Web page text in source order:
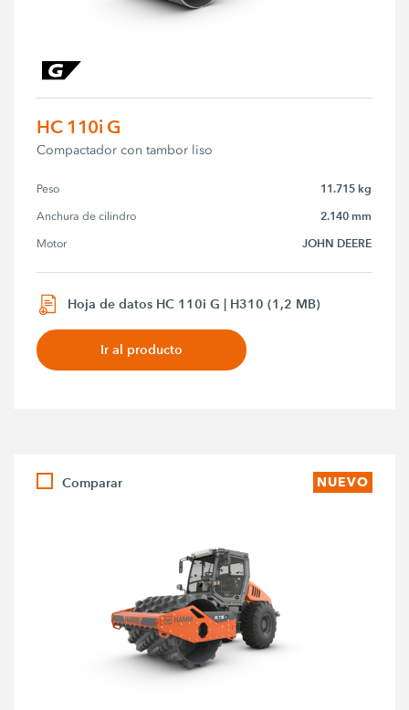
HC 110i G
Compactador con tambor liso
Peso 11.715 kg
Anchura de cilindro 2.140 mm
Motor JOHN DEERE
Hoja de datos HC 110i G | H310 (1,2 MB)
Ir al producto
Comparar NUEVO